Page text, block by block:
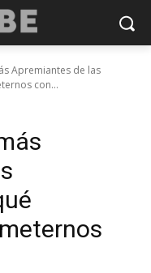
Apremiantes de las
con...